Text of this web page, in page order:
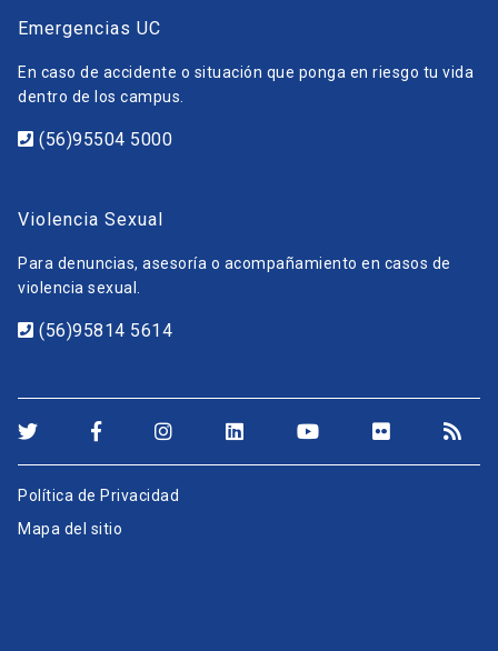
Emergencias UC
En caso de accidente o situación que ponga en riesgo tu vida
dentro de los campus.
(56)95504 5000
Violencia Sexual
Para denuncias, asesoría o acompañamiento en casos de
violencia sexual.
(56)95814 5614
Política de Privacidad
Mapa del sitio